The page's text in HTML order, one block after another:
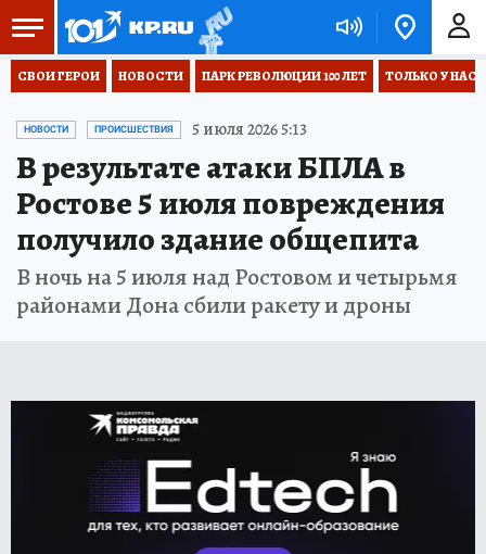
СВОИ ГЕРОИ НОВОСТИ ПАРК РЕВОЛЮЦИИ 100 ЛЕТ ТОЛЬКО У НАС
НОВОСТИ ПРОИСШЕСТВИЯ 5 июля 2026 5:13
В результате атаки БПЛА в
Ростове 5 июля повреждения
получило здание общепита
В ночь на 5 июля над Ростовом и четырьмя
районами Дона сбили ракету и дроны